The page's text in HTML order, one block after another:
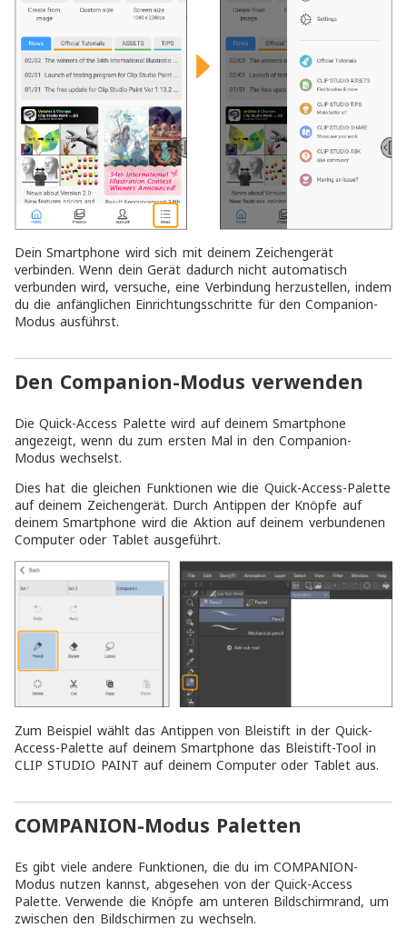
Dein Smartphone wird sich mit deinem Zeichengerät
verbinden. Wenn dein Gerät dadurch nicht automatisch
verbunden wird, versuche, eine Verbindung herzustellen, indem
du die anfänglichen Einrichtungsschritte für den Companion-
Modus ausführst.
Den Companion-Modus verwenden
Die Quick-Access Palette wird auf deinem Smartphone
angezeigt, wenn du zum ersten Mal in den Companion-
Modus wechselst.
Dies hat die gleichen Funktionen wie die Quick-Access-Palette
auf deinem Zeichengerät. Durch Antippen der Knöpfe auf
deinem Smartphone wird die Aktion auf deinem verbundenen
Computer oder Tablet ausgeführt.
Zum Beispiel wählt das Antippen von Bleistift in der Quick-
Access-Palette auf deinem Smartphone das Bleistift-Tool in
CLIP STUDIO PAINT auf deinem Computer oder Tablet aus.
COMPANION-Modus Paletten
Es gibt viele andere Funktionen, die du im COMPANION-
Modus nutzen kannst, abgesehen von der Quick-Access
Palette. Verwende die Knöpfe am unteren Bildschirmrand, um
zwischen den Bildschirmen zu wechseln.